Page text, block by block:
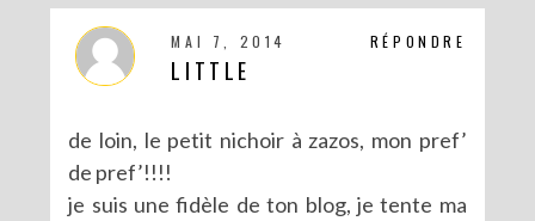
RÉPONDRE
MAI 7, 2014
LITTLE
de loin, le petit nichoir à zazos, mon pref’
de pref’!!!!
je suis une fidèle de ton blog, je tente ma